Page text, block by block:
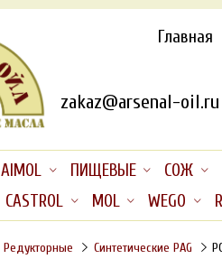
Главная
zakaz@arsenal-oil.ru
AIMOL ПИЩЕВЫЕ СОЖ
CASTROL MOL WEGO
Редукторные Синтетические PAG